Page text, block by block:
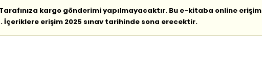
kargo gönderimi yapılmayacaktır. Bu e-kitaba online erişim
erişim 2025 sınav tarihinde sona erecektir.